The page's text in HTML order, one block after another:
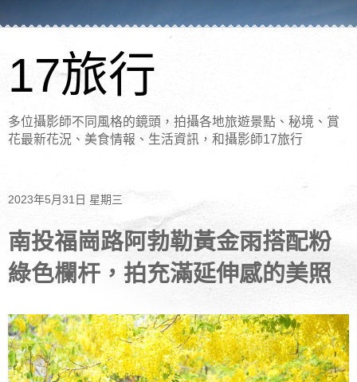
17旅行
多位攝影師不同風格的鏡頭，拍攝各地旅遊景點、秘境、賞
花最新花況、美食情報、生活資訊，和攝影師17旅行
2023年5月31日 星期三
南投福崗路阿勃勒黃金雨搭配粉
綠色欄杆，拍充滿延伸感的美照